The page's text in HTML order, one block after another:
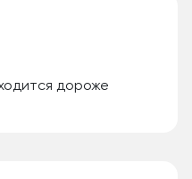
дороже